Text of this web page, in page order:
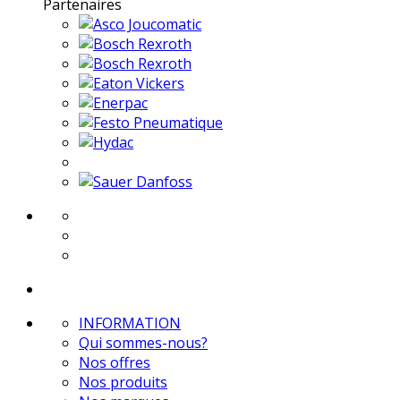
Partenaires
INFORMATION
Qui sommes-nous?
Nos offres
Nos produits